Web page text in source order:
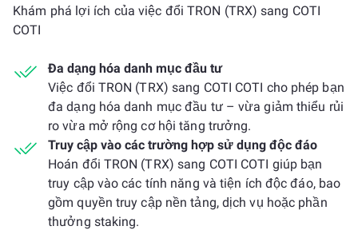
Khám phá lợi ích của việc đổi TRON (TRX) sang COTI
COTI
Đa dạng hóa danh mục đầu tư
Việc đổi TRON (TRX) sang COTI COTI cho phép bạn
đa dạng hóa danh mục đầu tư – vừa giảm thiểu rủi
ro vừa mở rộng cơ hội tăng trưởng.
Truy cập vào các trường hợp sử dụng độc đáo
Hoán đổi TRON (TRX) sang COTI COTI giúp bạn
truy cập vào các tính năng và tiện ích độc đáo, bao
gồm quyền truy cập nền tảng, dịch vụ hoặc phần
thưởng staking.